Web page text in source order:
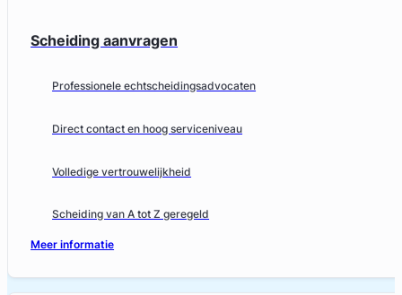
Scheiding aanvragen
Professionele echtscheidingsadvocaten
Direct contact en hoog serviceniveau
Volledige vertrouwelijkheid
Scheiding van A tot Z geregeld
Meer informatie